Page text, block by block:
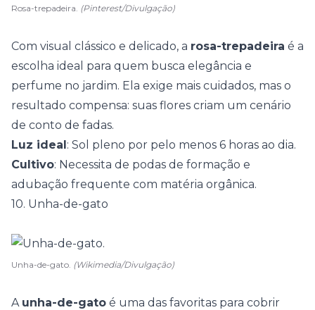
Rosa-trepadeira. (Pinterest/Divulgação)
Com visual clássico e delicado, a rosa-trepadeira é a
escolha ideal para quem busca elegância e
perfume no jardim. Ela exige mais cuidados, mas o
resultado compensa: suas flores criam um cenário
de conto de fadas.
Luz ideal: Sol pleno por pelo menos 6 horas ao dia.
Cultivo: Necessita de podas de formação e
adubação frequente com matéria orgânica.
10. Unha-de-gato
Unha-de-gato. (Wikimedia/Divulgação)
A unha-de-gato é uma das favoritas para cobrir